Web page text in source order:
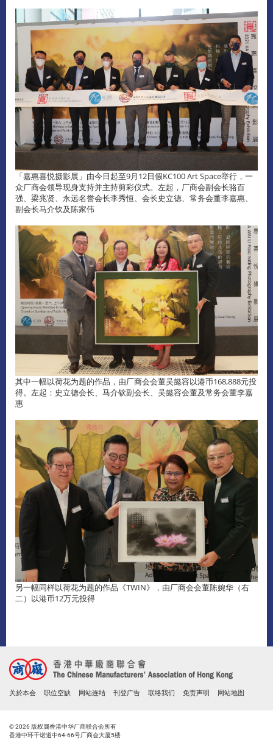
「嘉惠喜悦摄影展」由今日起至9月12日假KC100 Art Space举行，一
众厂商会领导现身支持并主持剪彩仪式。左起，厂商会副会长骆百
强、梁兆贤、永远名誉会长李秀恒、会长史立德、常务会董李嘉惠、
副会长马介钦及陈家伟
其中一幅以荷花为题的作品，由厂商会会董吴懿容以港币168,888元投
得。左起：史立德会长、马介钦副会长、吴懿容会董及常务会董李嘉
惠
另一幅同样以荷花为题的作品《TWIN》，由厂商会会董陈婉华（右
二）以港币12万元投得
关於本会 职位空缺 网站连结 刊登广告 联络我们 免责声明 网站地图
© 2026 版权属香港中华厂商联合会所有
香港中环干诺道中64-66号厂商会大厦5楼